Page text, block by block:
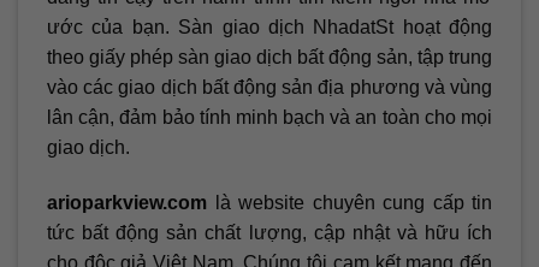
ước của bạn. Sàn giao dịch NhadatSt hoạt động
theo giấy phép sàn giao dịch bất động sản, tập trung
vào các giao dịch bất động sản địa phương và vùng
lân cận, đảm bảo tính minh bạch và an toàn cho mọi
giao dịch.
arioparkview.com là website chuyên cung cấp tin
tức bất động sản chất lượng, cập nhật và hữu ích
cho độc giả Việt Nam. Chúng tôi cam kết mang đến